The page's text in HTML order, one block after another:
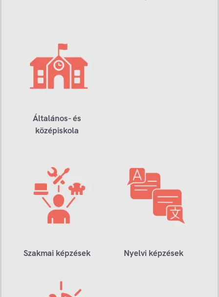
Általános- és
középiskola
Szakmai képzések Nyelvi képzések